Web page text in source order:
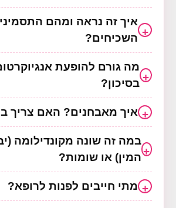
איך זה נראה ומהם
השכיחים?
מה גורם להופעת
בסיכון?
איך מאבחנים? האם צריך
במה זה שונה מקונדילומה
המין) או שומות?
מתי חייבים לפנות לרופא?